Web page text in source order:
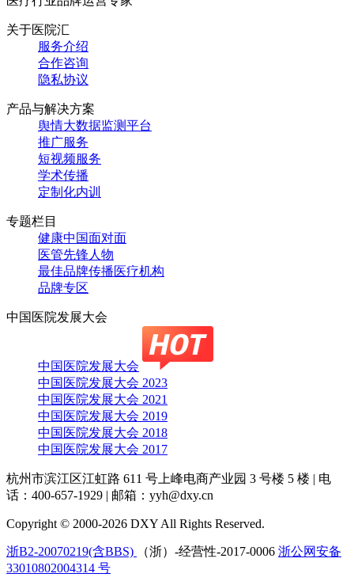
关于医院汇
服务介绍
合作咨询
隐私协议
产品与解决方案
舆情大数据监测平台
推广服务
短视频服务
学术传播
定制化内训
专题栏目
健康中国面对面
医管先锋人物
最佳品牌传播医疗机构
品牌专区
中国医院发展大会
中国医院发展大会
中国医院发展大会 2023
中国医院发展大会 2021
中国医院发展大会 2019
中国医院发展大会 2018
中国医院发展大会 2017
杭州市滨江区江虹路 611 号上峰电商产业园 3 号楼 5 楼 | 电
话：400-657-1929 | 邮箱：yyh@dxy.cn
Copyright © 2000-2026 DXY All Rights Reserved.
浙B2-20070219(含BBS) （浙）-经营性-2017-0006 浙公网安备
33010802004314 号